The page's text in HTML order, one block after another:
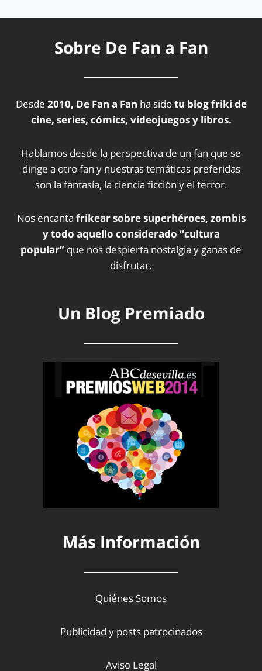
Sobre De Fan a Fan
Desde 2010, De Fan a Fan ha sidotu blog friki de
cine, series, cómics, videojuegos y libros.
Hablamos desde la perspectiva de un fan que se
dirige a otro fan y nuestras temáticas preferidas
son la fantasía, la ciencia ficción y el terror.
Nos encanta frikear sobre superhéroes, zombis
y todo aquello considerado “cultura
popular” que nos despierta nostalgia y ganas de
disfrutar.
Un Blog Premiado
Más Información
Quiénes Somos
Publicidad y posts patrocinados
Aviso Legal